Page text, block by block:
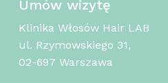
Umów wizytę
Klinika Włosów Hair LAB
ul. Rzymowskiego 31,
02-697 Warszawa